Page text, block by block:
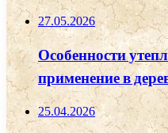
27.05.2026
Особенности
применение в
25.04.2026